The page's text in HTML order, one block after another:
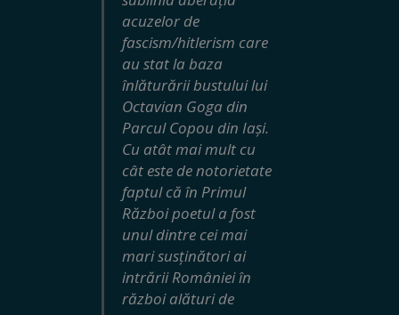
acuzelor de
fascism/hitlerism care
au stat la baza
înlăturării bustului lui
Octavian Goga din
Parcul Copou din Iași.
Cu atât mai mult cu
cât este de notorietate
faptul că în Primul
Război poetul a fost
unul dintre cei mai
mari susținători ai
intrării României în
război alături de